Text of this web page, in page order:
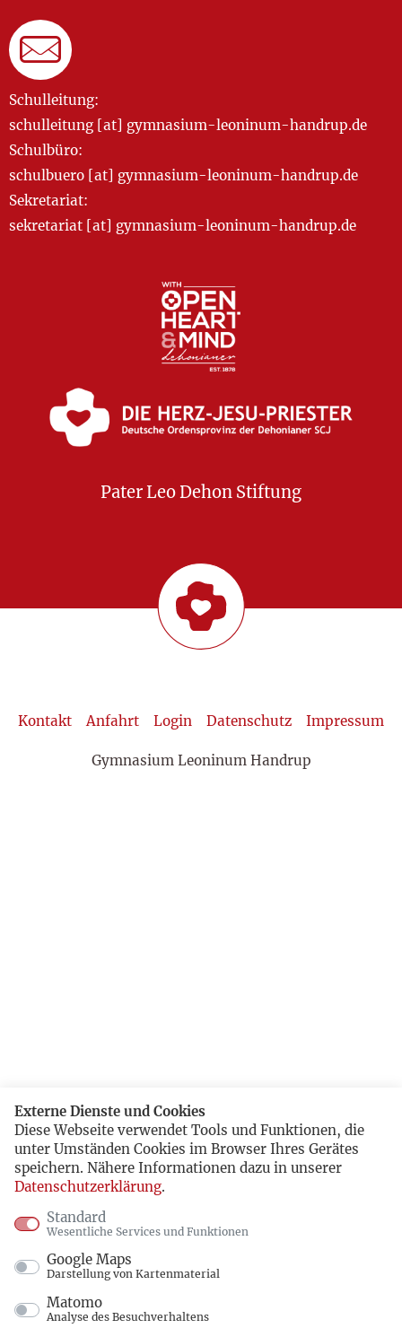
Schulleitung:
schulleitung [at] gymnasium-leoninum-handrup.de
Schulbüro:
schulbuero [at] gymnasium-leoninum-handrup.de
Sekretariat:
sekretariat [at] gymnasium-leoninum-handrup.de
Pater Leo Dehon Stiftung
Kontakt Anfahrt Login Datenschutz Impressum
Gymnasium Leoninum Handrup
Externe Dienste und Cookies
Diese Webseite verwendet Tools und Funktionen, die
unter Umständen Cookies im Browser Ihres Gerätes
speichern. Nähere Informationen dazu in unserer
Datenschutzerklärung.
Standard
Wesentliche Services und Funktionen
Google Maps
Darstellung von Kartenmaterial
Matomo
Analyse des Besuchverhaltens